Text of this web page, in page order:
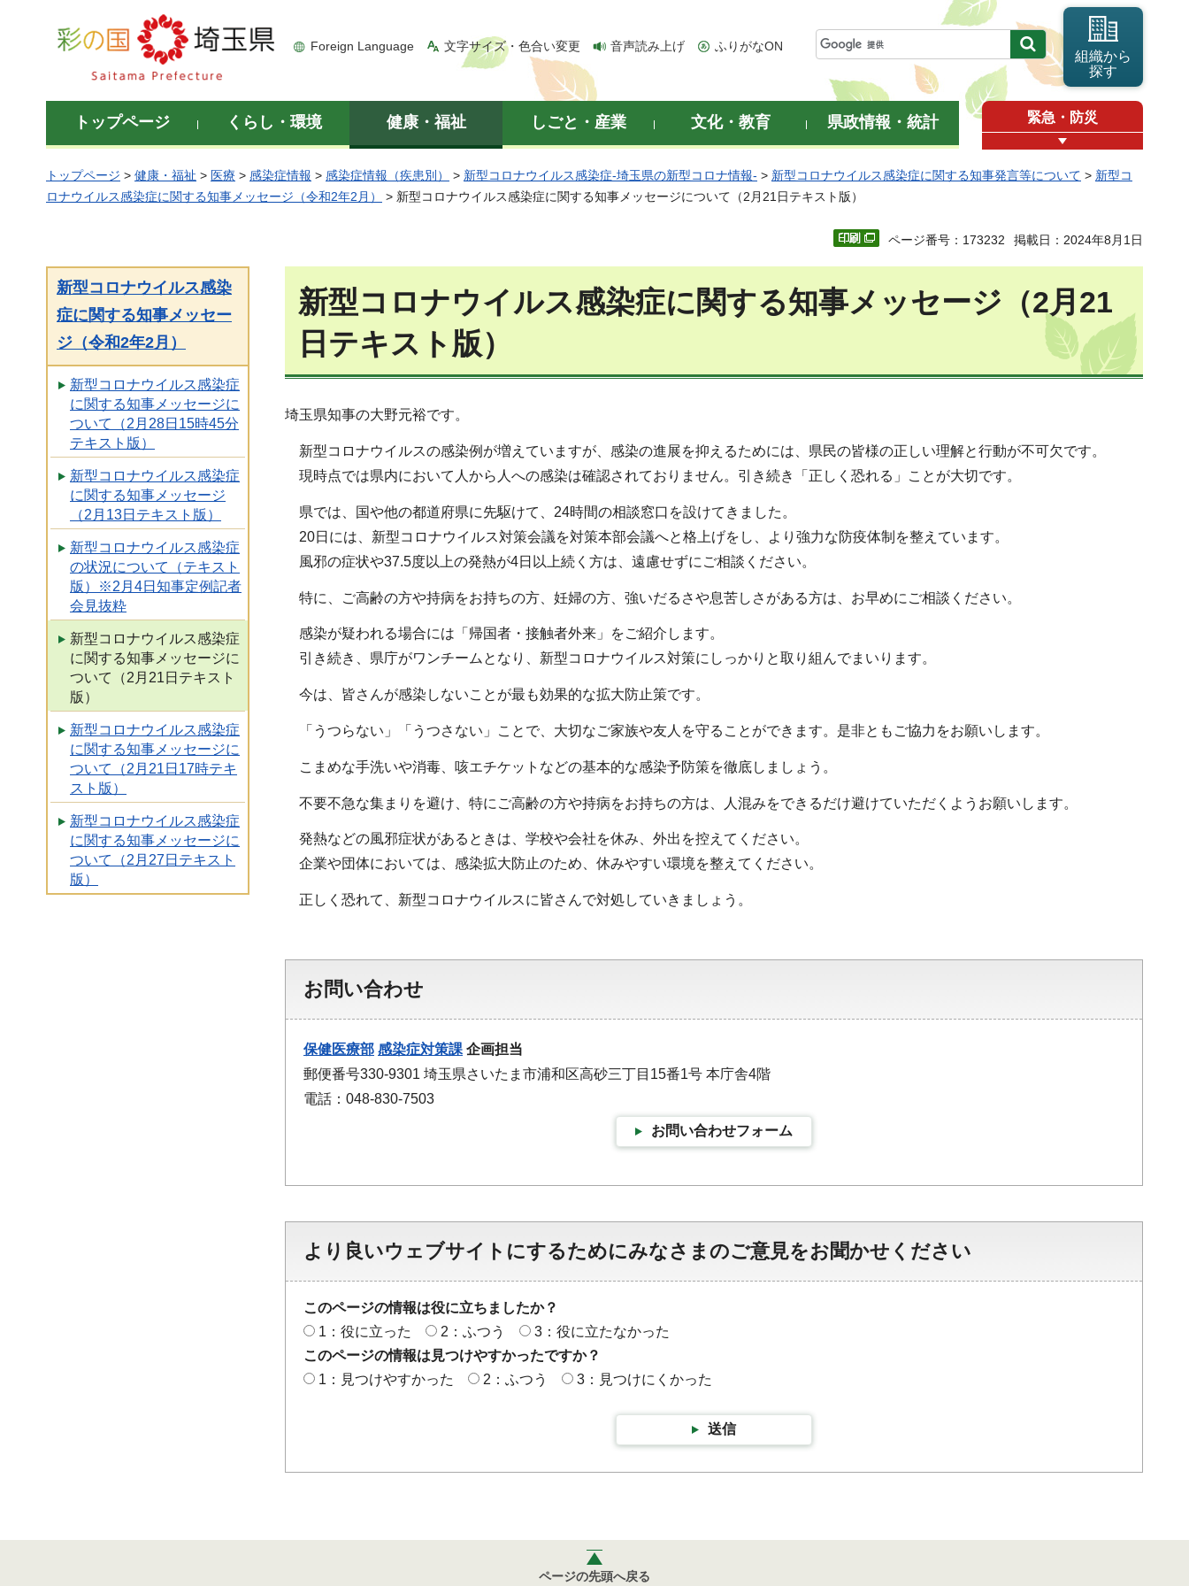
彩の国 埼玉県
Foreign Language 文字サイズ・色合い変更 音声読み上げ ふりがなON
組織から
探す
トップページ くらし・環境 健康・福祉 しごと・産業 文化・教育 県政情報・統計 緊急・防災
トップページ > 健康・福祉 > 医療 > 感染症情報 > 感染症情報（疾患別） > 新型コロナウイルス感染症-埼玉県の新型コロナ情報- > 新型コロナウイルス感染症に関する知事発言等について > 新型コ
ロナウイルス感染症に関する知事メッセージ（令和2年2月）
> 新型コロナウイルス感染症に関する知事メッセージについて（2月21日テキスト版）
ページ番号：173232 掲載日：2024年8月1日
新型コロナウイルス感染
症に関する知事メッセー
ジ（令和2年2月）
新型コロナウイルス感染症
に関する知事メッセージに
ついて（2月28日15時45分
テキスト版）
新型コロナウイルス感染症
に関する知事メッセージ
（2月13日テキスト版）
新型コロナウイルス感染症
の状況について（テキスト
版）※2月4日知事定例記者
会見抜粋
新型コロナウイルス感染症
に関する知事メッセージに
ついて（2月21日テキスト
版）
新型コロナウイルス感染症
に関する知事メッセージに
ついて（2月21日17時テキ
スト版）
新型コロナウイルス感染症
に関する知事メッセージに
ついて（2月27日テキスト
版）
新型コロナウイルス感染症に関する知事メッセージ（2月21
日テキスト版）
埼玉県知事の大野元裕です。
新型コロナウイルスの感染例が増えていますが、感染の進展を抑えるためには、県民の皆様の正しい理解と行動が不可欠です。
現時点では県内において人から人への感染は確認されておりません。引き続き「正しく恐れる」ことが大切です。
県では、国や他の都道府県に先駆けて、24時間の相談窓口を設けてきました。
20日には、新型コロナウイルス対策会議を対策本部会議へと格上げをし、より強力な防疫体制を整えています。
風邪の症状や37.5度以上の発熱が4日以上続く方は、遠慮せずにご相談ください。
特に、ご高齢の方や持病をお持ちの方、妊婦の方、強いだるさや息苦しさがある方は、お早めにご相談ください。
感染が疑われる場合には「帰国者・接触者外来」をご紹介します。
引き続き、県庁がワンチームとなり、新型コロナウイルス対策にしっかりと取り組んでまいります。
今は、皆さんが感染しないことが最も効果的な拡大防止策です。
「うつらない」「うつさない」ことで、大切なご家族や友人を守ることができます。是非ともご協力をお願いします。
こまめな手洗いや消毒、咳エチケットなどの基本的な感染予防策を徹底しましょう。
不要不急な集まりを避け、特にご高齢の方や持病をお持ちの方は、人混みをできるだけ避けていただくようお願いします。
発熱などの風邪症状があるときは、学校や会社を休み、外出を控えてください。
企業や団体においては、感染拡大防止のため、休みやすい環境を整えてください。
正しく恐れて、新型コロナウイルスに皆さんで対処していきましょう。
お問い合わせ
保健医療部 感染症対策課 企画担当
郵便番号330-9301 埼玉県さいたま市浦和区高砂三丁目15番1号 本庁舎4階
電話：048-830-7503
お問い合わせフォーム
より良いウェブサイトにするためにみなさまのご意見をお聞かせください
このページの情報は役に立ちましたか？
1：役に立った
2：ふつう
3：役に立たなかった
このページの情報は見つけやすかったですか？
1：見つけやすかった
2：ふつう 3：見つけにくかった
送信
ページの先頭へ戻る